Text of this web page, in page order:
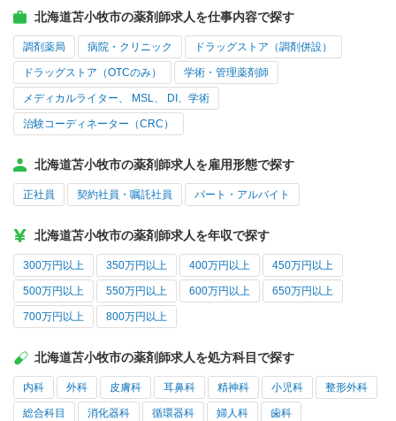
北海道苫小牧市の薬剤師求人を仕事内容で探す
調剤薬局 病院・クリニック ドラッグストア（調剤併設）
ドラッグストア（OTCのみ） 学術・管理薬剤師
メディカルライター、 MSL、 DI、学術
治験コーディネーター（CRC）
北海道苫小牧市の薬剤師求人を雇用形態で探す
正社員 契約社員・嘱託社員 パート・アルバイト
北海道苫小牧市の薬剤師求人を年収で探す
300万円以上 350万円以上 400万円以上 450万円以上
500万円以上 550万円以上 600万円以上 650万円以上
700万円以上 800万円以上
北海道苫小牧市の薬剤師求人を処方科目で探す
内科 外科 皮膚科 耳鼻科 精神科 小児科 整形外科
総合科目 消化器科 循環器科 婦人科 歯科